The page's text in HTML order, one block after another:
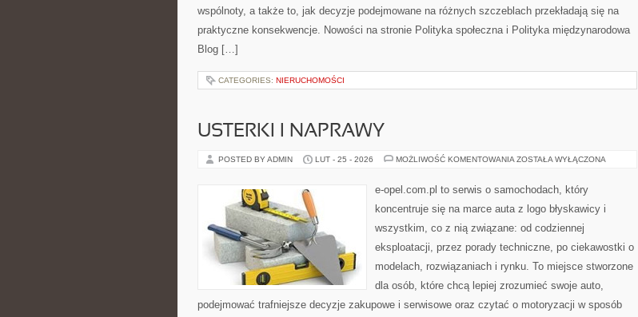
wspólnoty, a także to, jak decyzje podejmowane na różnych szczeblach przekładają się na
praktyczne konsekwencje. Nowości na stronie Polityka społeczna i Polityka międzynarodowa
Blog […]
CATEGORIES: NIERUCHOMOŚCI
USTERKI I NAPRAWY
POSTED BY ADMIN LUT - 25 - 2026 MOŻLIWOŚĆ KOMENTOWANIA USTERKI
ZOSTAŁA WYŁĄCZONA
e-opel.com.pl to serwis o samochodach, który
koncentruje się na marce auta z logo błyskawicy i
wszystkim, co z nią związane: od codziennej
eksploatacji, przez porady techniczne, po ciekawostki o
modelach, rozwiązaniach i rynku. To miejsce stworzone
dla osób, które chcą lepiej zrozumieć swoje auto,
podejmować trafniejsze decyzje zakupowe i serwisowe oraz czytać o motoryzacji w sposób